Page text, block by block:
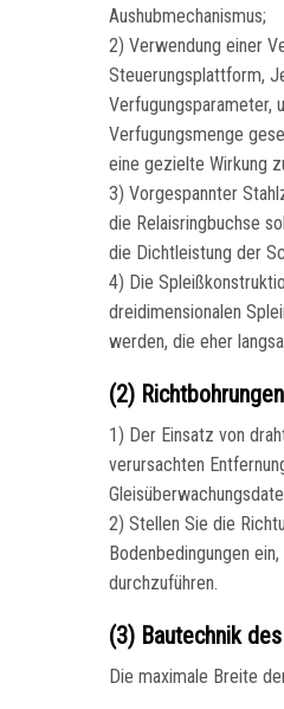
Aushubmechanismus;
2) Verwendung einer
Steuerungsplattform,
Verfugungsparameter,
Verfugungsmenge
eine gezielte Wirkung
3) Vorgespannter
die Relaisringbuchse
die Dichtleistung der
4) Die
dreidimensionalen
werden, die eher
(2)
1) Der Einsatz von
verursachten
2) Stellen Sie die
Bodenbedingungen
durchzuführen.
(3) Bautechnik
Die maximale Breite